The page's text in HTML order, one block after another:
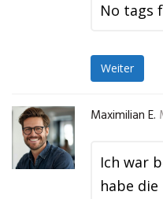
No tags
Weiter
Maximilian E.
Ich war
habe